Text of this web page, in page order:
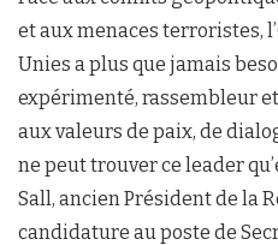
et aux menaces terroristes,
Unies a plus que jamais
expérimenté, rassembleur
aux valeurs de paix, de
ne peut trouver ce leader
Sall, ancien Président de la
candidature au poste de